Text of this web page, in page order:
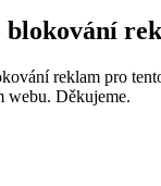
blokování
reklam pro
webu. Děkujeme.